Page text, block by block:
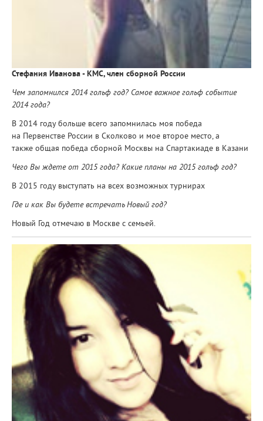
Стефания Иванова - КМС, член сборной России
Чем запомнился 2014 гольф год? Самое важное гольф событие
2014 года?
В 2014 году больше всего запомнилась моя победа
на Первенстве России в Сколково и мое второе место, а
также общая победа сборной Москвы на Спартакиаде в Казани
Чего Вы ждете от 2015 года? Какие планы на 2015 гольф год?
В 2015 году выступать на всех возможных турнирах
Где и как Вы будете встречать Новый год?
Новый Год отмечаю в Москве с семьей.